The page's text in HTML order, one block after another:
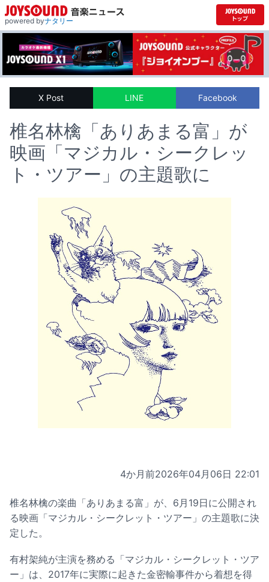
powered byナタリー
X Post LINE Facebook
椎名林檎「ありあまる富」が
映画「マジカル・シークレッ
ト・ツアー」の主題歌に
4か月前2026年04月06日 22:01
椎名林檎の楽曲「ありあまる富」が、6月19日に公開され
る映画「マジカル・シークレット・ツアー」の主題歌に決
定した。
有村架純が主演を務める「マジカル・シークレット・ツア
ー」は、2017年に実際に起きた金密輸事件から着想を得